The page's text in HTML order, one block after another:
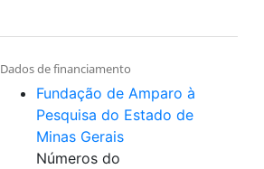
Dados de financiamento
Fundação de Amparo à
Pesquisa do Estado de
Minas Gerais
Números do